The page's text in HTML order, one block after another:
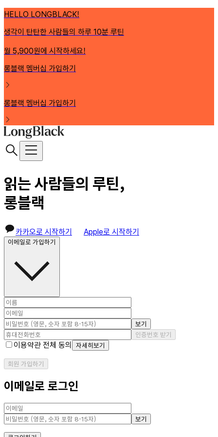
HELLO LONGBLACK!
생각이 탄탄한 사람들의 하루 10분 루틴
월 5,900원에 시작하세요!
롱블랙 멤버십 가입하기
롱블랙 멤버십 가입하기
읽는 사람들의 루틴,
롱블랙
카카오로 시작하기 Apple로 시작하기
이메일로 가입하기
보기
인증번호 받기
이용약관 전체 동의 자세히보기
회원 가입하기
이메일로 로그인
보기